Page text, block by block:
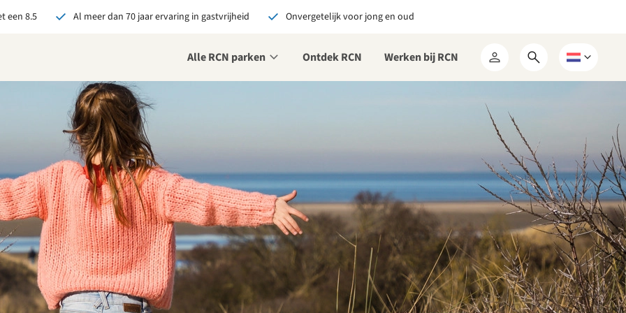
een 8.5 Al meer dan 70 jaar ervaring in gastvrijheid Onvergetelijk voor jong en oud
Alle RCN parken Ontdek RCN Werken bij RCN
Mijn
RCN
Open
zoekformulier
Kies
een
je bij RCN boekt, krijg je:
De beste prijsgarantie
Exclusieve voordelen
Persoonlijk contact
alle voordelen